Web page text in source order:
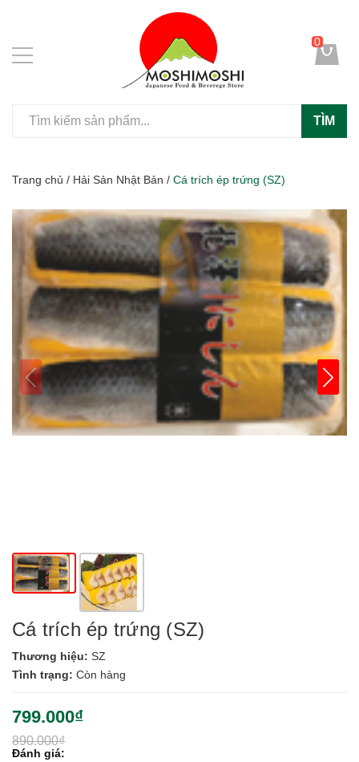
TÌM
0
Trang chủ / Hải Sản Nhật Bản / Cá trích ép trứng (SZ)
Cá trích ép trứng (SZ)
Thương hiệu: SZ
Tình trạng: Còn hàng
799.000₫
890.000₫
Đánh giá: